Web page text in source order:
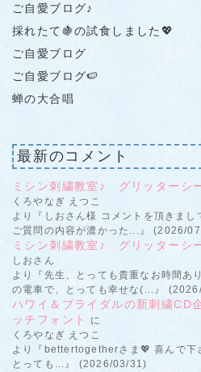
ご自愛ブログ♪
採れたて🍇の試食しました💖
ご自愛ブログ
ご自愛ブログ🍉
蝉の大合唱
最新のコメント
ミシン刺繍教室♪ グリッターシ
くろやなぎ えつこ
より『しおさん様 コメントを頂きまし
ご質問の内容が濃かった...』 (2026/
ミシン刺繍教室♪ グリッターシ
しおさん
より『先生、とっても貴重なお時間あ
の電車で、とっても幸せな(...』
ハワイ＆ブライダルの新刺繍
ッチフォント
に
くろやなぎ えつこ
より『bettertogetherさま💖 喜んで下
とっても...』 (2026/03/31)